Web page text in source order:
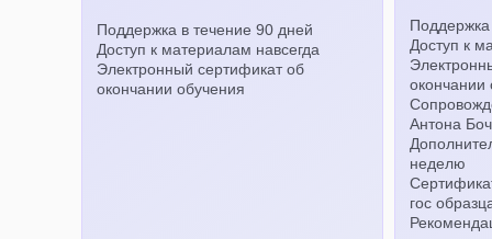
Доступ к
окончании
Антона
неделю
гос
Поддержка в течение 90 дней
Доступ к материалам навсегда
Электронный сертификат об
окончании обучения